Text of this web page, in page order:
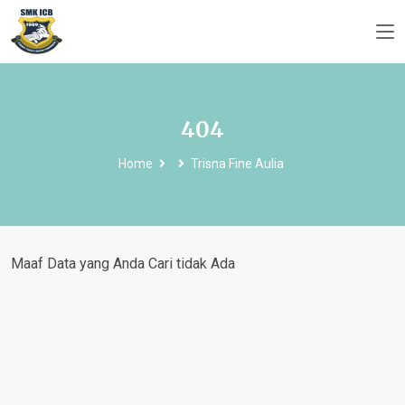
404
Home Trisna Fine Aulia
Maaf Data yang Anda Cari tidak Ada